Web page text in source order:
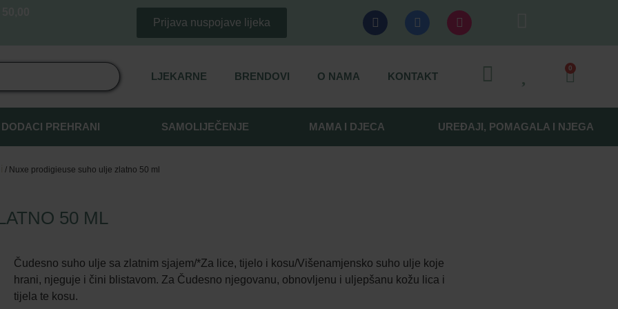
Prijava nuspojave lijeka
LJEKARNE BRENDOVI O NAMA KONTAKT
0
DODACI PREHRANI SAMOLIJEČENJE MAMA I DJECA UREĐAJI, POMAGALA I NJEGA
/ Nuxe prodigieuse suho ulje zlatno 50 ml
50 ML
Čudesno suho ulje sa zlatnim sjajem/*Za lice, tijelo i kosu/Višenamjensko suho ulje koje
hrani, njeguje i čini blistavom. Za Čudesno njegovanu, obnovljenu i uljepšanu kožu lica i
tijela te kosu.